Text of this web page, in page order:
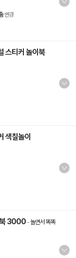
변경
스티커 놀이북
색칠놀이
북 3000-놀면서 똑똑